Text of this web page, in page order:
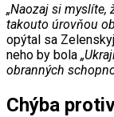
„Naozaj si myslíte,
takouto úrovňou
opýtal sa
neho by bola
obranných
Chýba